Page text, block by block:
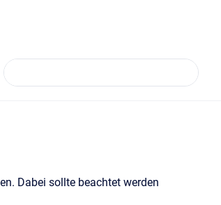
Dabei sollte beachtet werden